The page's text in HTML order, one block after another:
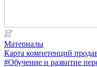
Материалы
Карта компетенций
#Обучение и развитие